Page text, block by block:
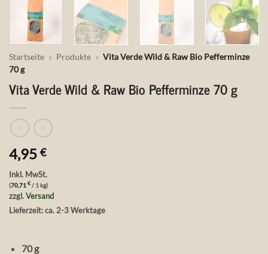
Startseite » Produkte » Vita Verde Wild & Raw Bio Pefferminze
70 g
Vita Verde Wild & Raw Bio Pefferminze 70 g
4,95 €
Inkl. MwSt.
(70,71 € / 1 kg)
zzgl.Versand
Lieferzeit: ca. 2-3 Werktage
70 g